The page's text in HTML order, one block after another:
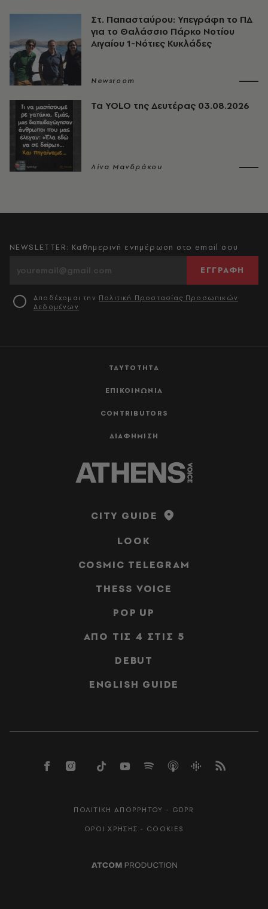
Στ. Παπασταύρου: Υπεγράφη το ΠΔ
για το Θαλάσσιο Πάρκο Νοτίου
Αιγαίου 1-Νότιες Κυκλάδες
Newsroom
Τα YOLO της Δευτέρας 03.08.2026
Λίνα Μανδράκου
ΤΑΥΤΟΤΗΤΑ
ΕΠΙΚΟΙΝΩΝΙΑ
CONTRIBUTORS
ΔΙΑΦΗΜΙΣΗ
NEWSLETTER: Καθημερινή ενημέρωση στο email σου
ΕΓΓΡΑΦΗ
Αποδέχομαι την Πολιτική Προστασίας Προσωπικών
Δεδομένων
CITY GUIDE
LOOK
COSMIC TELEGRAM
THESS VOICE
POP UP
ΑΠΟ ΤΙΣ 4 ΣΤΙΣ 5
DEBUT
ENGLISH GUIDE
ΠΟΛΙΤΙΚΗ ΑΠΟΡΡΗΤΟΥ - GDPR
ΟΡΟΙ ΧΡΗΣΗΣ - COOKIES